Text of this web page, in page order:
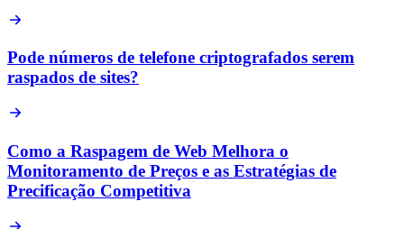
Pode números de telefone criptografados serem
raspados de sites?
Como a Raspagem de Web Melhora o
Monitoramento de Preços e as Estratégias de
Precificação Competitiva